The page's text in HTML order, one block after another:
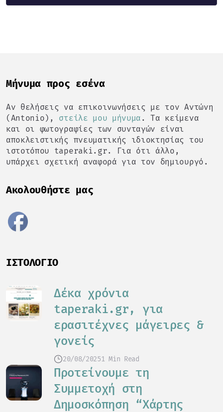
Mήνυμα προς εσένα
Αν θελήσεις να επικοινωνήσεις με τον Αντώνη
(Antonio), στείλε μου μήνυμα . Τα κείμενα
και οι φωτογραφίες των συνταγών είναι
αποκλειστικής πνευματικής ιδιοκτησίας του
ιστοτόπου taperaki.gr. Για ότι άλλο,
υπάρχει σχετική αναφορά για τον δημιουργό.
Ακολουθήστε μας
ΙΣΤΟΛΌΓΙΟ
Δέκα χρόνια
taperaki.gr, για
ερασιτέχνες μάγειρες &
γονείς
20/08/20251 Min Read
Προτείνουμε τη
Συμμετοχή στη
Δημοσκόπηση “Χάρτης